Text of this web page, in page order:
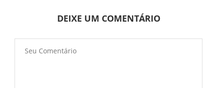
DEIXE UM COMENTÁRIO